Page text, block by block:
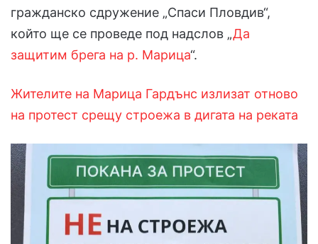
гражданско сдружение „Спаси Пловдив“,
който ще се проведе под надслов „Да
защитим брега на р. Марица“.
Жителите на Марица Гардънс излизат отново
на протест срещу строежа в дигата на реката